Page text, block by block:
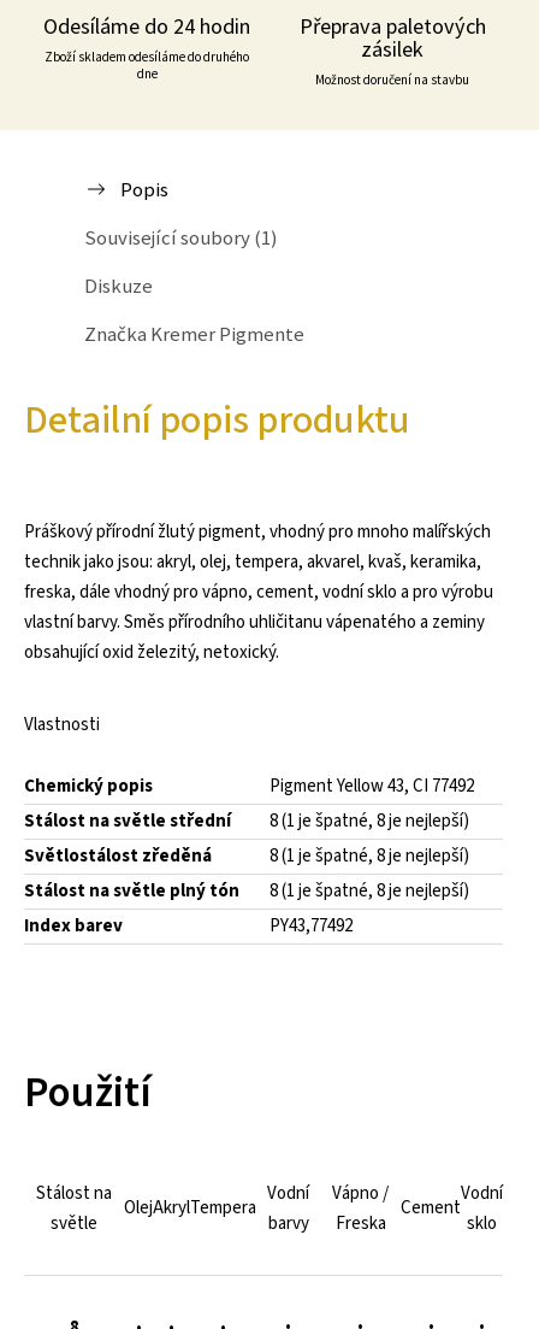
Odesíláme do 24 hodin
Zboží skladem odesíláme do druhého
dne
Přeprava paletových
zásilek
Možnost doručení na stavbu
Popis
Související soubory (1)
Diskuze
Značka Kremer Pigmente
Detailní popis produktu
Práškový přírodní žlutý pigment, vhodný pro mnoho malířských
technik jako jsou: akryl, olej, tempera, akvarel, kvaš, keramika,
freska, dále vhodný pro vápno, cement, vodní sklo a pro výrobu
vlastní barvy. Směs přírodního uhličitanu vápenatého a zeminy
obsahující oxid železitý, netoxický.
Vlastnosti
Chemický popis
Pigment Yellow 43, CI 77492
Stálost na světle střední
8 (1 je špatné, 8 je nejlepší)
Světlostálost zředěná
8 (1 je špatné, 8 je nejlepší)
Stálost na světle plný tón
8 (1 je špatné, 8 je nejlepší)
Index barev
PY43,77492
Použití
Stálost na
světle
OlejAkrylTempera
Vodní
barvy
Vápno /
Freska
Cement
Vodní
sklo